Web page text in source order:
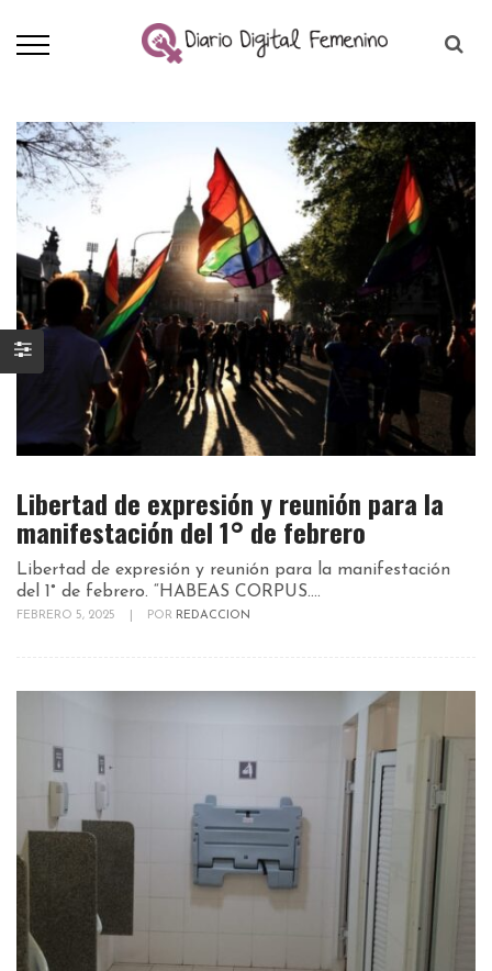
Libertad de expresión y reunión para la
manifestación del 1° de febrero
Libertad de expresión y reunión para la manifestación
del 1° de febrero. “HABEAS CORPUS....
FEBRERO 5, 2025 POR REDACCION